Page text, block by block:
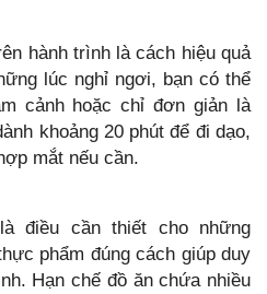
hành trình là cách hiệu quả
lúc nghỉ ngơi, bạn có thể
cảnh hoặc chỉ đơn giản là
khoảng 20 phút để đi dạo,
mắt nếu cần.
điều cần thiết cho những
phẩm đúng cách giúp duy
Hạn chế đồ ăn chứa nhiều